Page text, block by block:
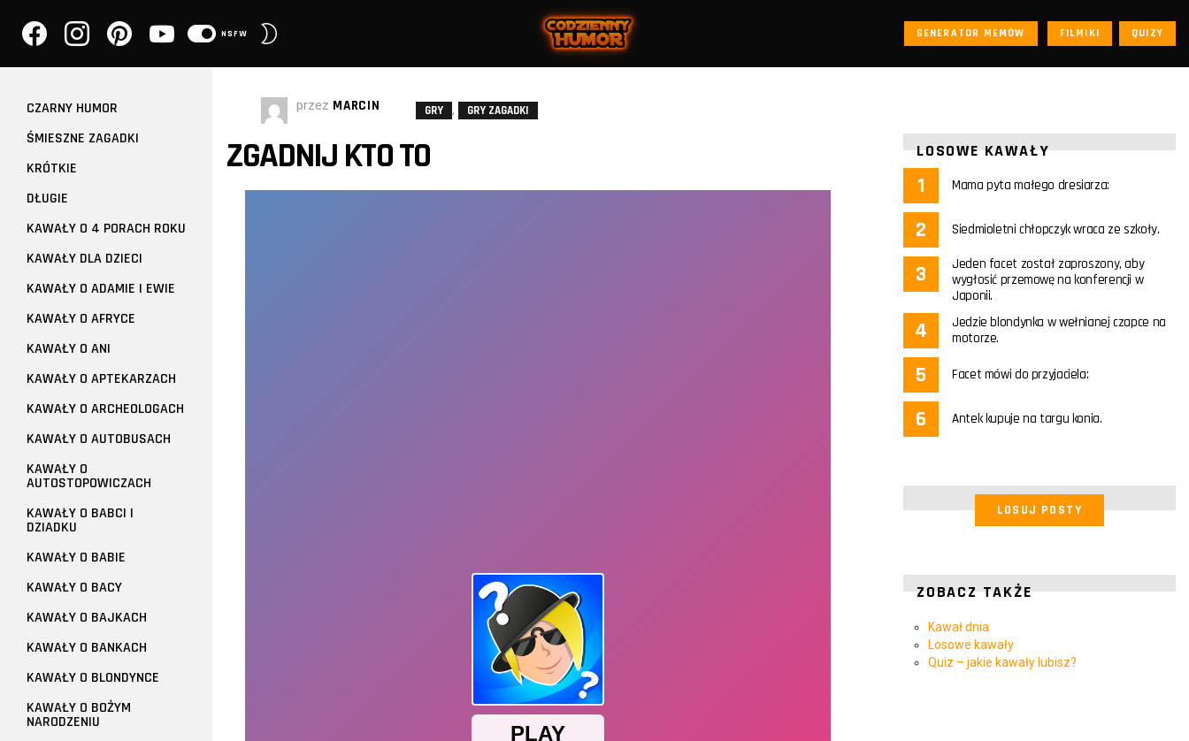
NSFW GENERATOR MEMÓW FILMIKI QUIZY
przez MARCIN GRY , GRY ZAGADKI
ZGADNIJ KTO TO LOSOWE KAWAŁY
Mama pyta małego dresiarza:
Siedmioletni chłopczyk wraca ze szkoły.
Jeden facet został zaproszony, aby
wygłosić przemowę na konferencji w
Japonii.
Jedzie blondynka w wełnianej czapce na
motorze.
Facet mówi do przyjaciela:
Antek kupuje na targu konia.
LOSUJ POSTY
ZOBACZ TAKŻE
Kawał dnia
Losowe kawały
Quiz – jakie kawały lubisz?
CZARNY HUMOR
ŚMIESZNE ZAGADKI
KRÓTKIE
DŁUGIE
KAWAŁY O 4 PORACH ROKU
KAWAŁY DLA DZIECI
KAWAŁY O ADAMIE I EWIE
KAWAŁY O AFRYCE
KAWAŁY O ANI
KAWAŁY O APTEKARZACH
KAWAŁY O ARCHEOLOGACH
KAWAŁY O AUTOBUSACH
KAWAŁY O
AUTOSTOPOWICZACH
KAWAŁY O BABCI I
DZIADKU
KAWAŁY O BABIE
KAWAŁY O BACY
KAWAŁY O BAJKACH
KAWAŁY O BANKACH
KAWAŁY O BLONDYNCE
KAWAŁY O BOŻYM
NARODZENIU